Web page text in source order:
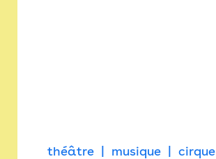
théâtre musique cirque